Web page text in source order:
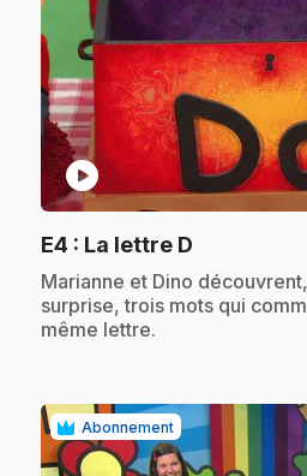
play_circle
E4 : La lettre D
.Marianne et Dino
surprise, trois mots qui
même lettre.
Abonnement